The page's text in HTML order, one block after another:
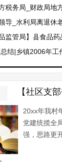
务局_财政局地方税
_水利局离退休老干
管局】县食品药品
结|乡镇2006年工
【社区支
20xx年我村
党建统揽全
强，思路更